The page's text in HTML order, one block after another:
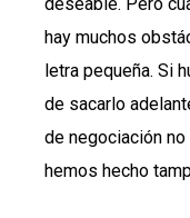
hay muchos
letra pequeña. Si
de sacarlo
de negociación
hemos hecho